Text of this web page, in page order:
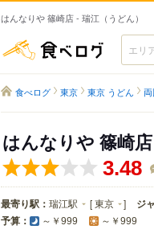
はんなりや 篠崎店 - 瑞江（うどん）
食べログ
食べログ 東京 東京 うどん
はんなりや 篠崎店
3.48
最寄り駅： 瑞江駅 [東京 ] ジ
予算： ～￥999 ～￥999